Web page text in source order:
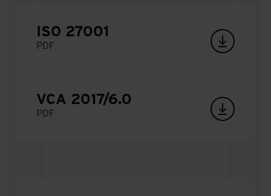
ISO 27001
PDF
VCA 2017/6.0
PDF